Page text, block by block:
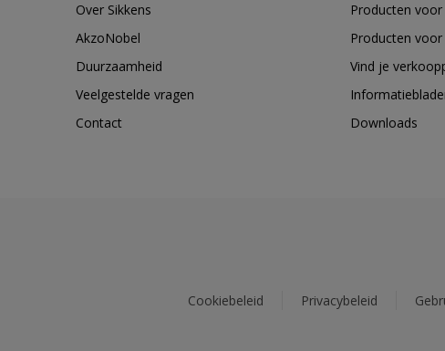
Over Sikkens
AkzoNobel
Duurzaamheid
Veelgestelde vragen
Contact
Producten voor
Producten
Vind je
Downloads
Cookiebeleid Privacybeleid